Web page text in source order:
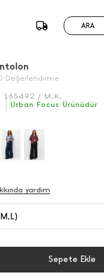
ARA
Değerlendirme
165492 / M.K.
Urban Focus Ürünüdür
yardım
Sepete Ekle